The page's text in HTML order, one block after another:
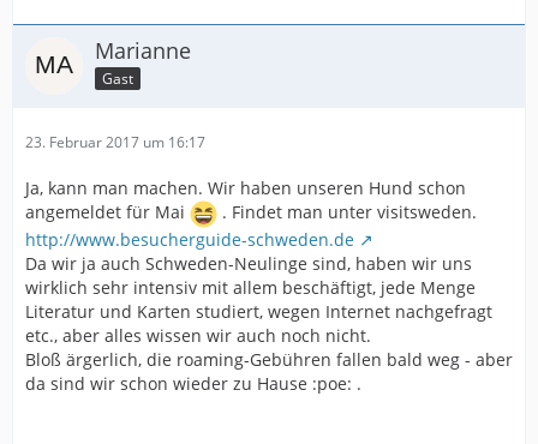
Marianne
Gast
23. Februar 2017 um 16:17
Ja, kann man machen. Wir haben unseren Hund schon
angemeldet für Mai
. Findet man unter visitsweden.
http://www.besucherguide-schweden.de
Da wir ja auch Schweden-Neulinge sind, haben wir uns
wirklich sehr intensiv mit allem beschäftigt, jede Menge
Literatur und Karten studiert, wegen Internet nachgefragt
etc., aber alles wissen wir auch noch nicht.
Bloß ärgerlich, die roaming-Gebühren fallen bald weg - aber
da sind wir schon wieder zu Hause :poe: .